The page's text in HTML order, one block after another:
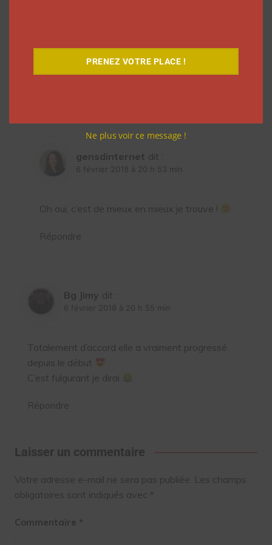
gensdinternet dit :
6 février 2018 à 20 h 53 min
Oh oui, c’est de mieux en mieux je trouve !
Répondre
Bg Jimy dit :
6 février 2018 à 20 h 55 min
Totalement d’accord elle a vraiment progressé
depuis le début
C’est fulgurant je dirai
Répondre
Laisser un commentaire
Votre adresse e-mail ne sera pas publiée. Les champs
obligatoires sont indiqués avec *
Commentaire *
PRENEZ VOTRE PLACE !
Ne plus voir ce message !